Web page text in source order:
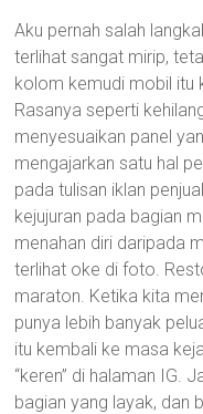
Aku pernah salah
terlihat sangat mirip,
kolom kemudi mobil itu
Rasanya seperti
menyesuaikan panel
mengajarkan satu hal
pada tulisan iklan
kejujuran pada bagian
menahan diri daripada
terlihat oke di foto.
maraton. Ketika kita
punya lebih banyak
itu kembali ke masa
“keren” di halaman IG.
bagian yang layak, dan